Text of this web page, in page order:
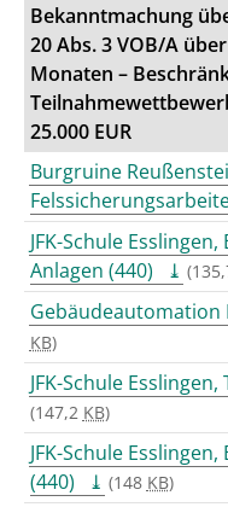
Bekanntmachung
20 Abs. 3 VOB/A
Monaten –
25.000 EUR
Burgruine
JFK-Schule
Anlagen (440)
Gebäudeautomation
KB)
JFK-Schule
(147,2 KB)
JFK-Schule
(440)
(148 KB)